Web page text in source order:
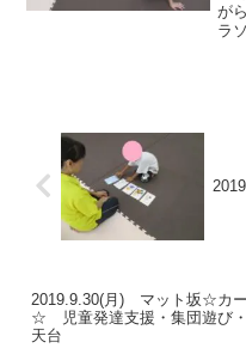
が
ラ
2019.9.30(月) マット坂☆カ
☆ 児童発達支援・集団遊び・
天台